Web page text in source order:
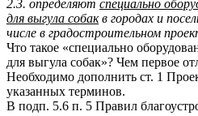
2.3. определяют специально
для выгула собакв городах и
числе в градостроительном
Что такое «специально
для выгула собак»? Чем первое
Необходимо дополнить ст. 1
указанных терминов.
В подп. 5.6 п. 5 Правил